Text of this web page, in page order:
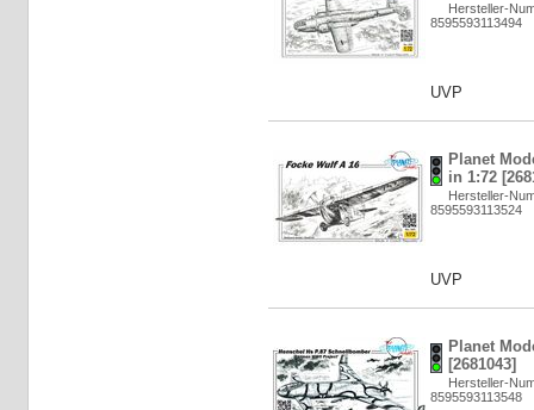
Hersteller-
8595593113494
UVP
Planet
in 1:72
Hersteller-
8595593113524
UVP
Planet
[2681043]
Hersteller-
8595593113548